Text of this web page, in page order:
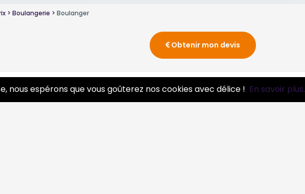
Boulangerie Boulanger
Obtenir mon devis
autre
nous espérons que vous goûterez nos cookies avec délice ! En savoir plus.